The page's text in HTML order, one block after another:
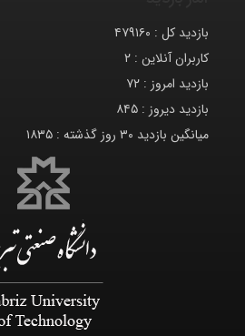
بازدید کل : ۴۷۹۱۶۰
کاربران آنلاین : ۲
بازدید امروز : ۷۲
بازدید دیروز : ۸۴۵
میانگین بازدید ۳۰ روز گذشته :
۱۸۳۵